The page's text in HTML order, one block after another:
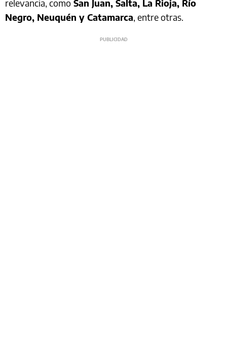
relevancia, como San Juan, Salta, La Rioja, Río
Negro, Neuquén y Catamarca, entre otras.